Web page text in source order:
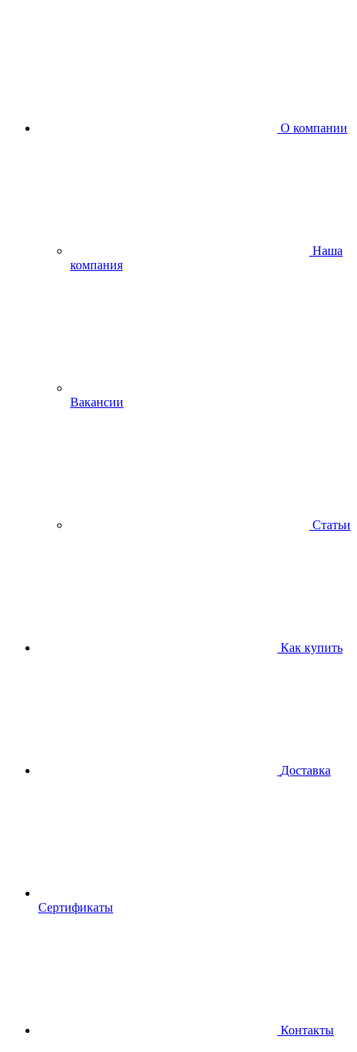
О компании
Наша
компания
Вакансии
Статьи
Как купить
Доставка
Сертификаты
Контакты